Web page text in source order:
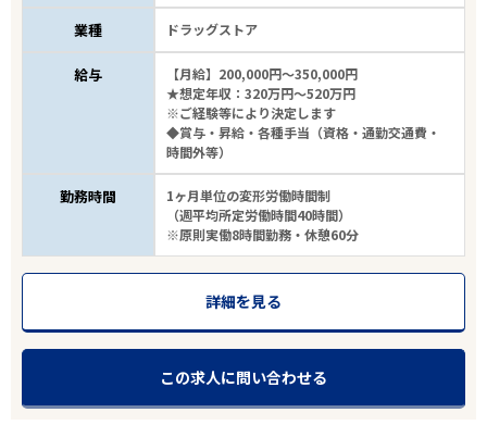
業種 ドラッグストア
給与
【月給】200,000円～350,000円
★想定年収：320万円～520万円
※ご経験等により決定します
◆賞与・昇給・各種手当（資格・通勤交通費・
時間外等）
勤務時間
1ヶ月単位の変形労働時間制
（週平均所定労働時間40時間）
※原則実働8時間勤務・休憩60分
詳細を見る
この求人に問い合わせる